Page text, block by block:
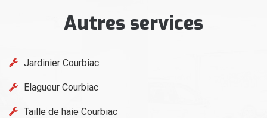
Autres services
Jardinier Courbiac
Elagueur Courbiac
Taille de haie Courbiac